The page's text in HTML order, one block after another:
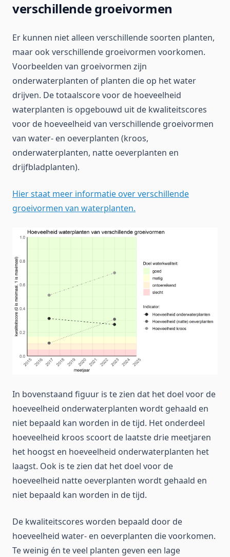
verschillende groeivormen
Er kunnen niet alleen verschillende soorten planten,
maar ook verschillende groeivormen voorkomen.
Voorbeelden van groeivormen zijn
onderwaterplanten of planten die op het water
drijven. De totaalscore voor de hoeveelheid
waterplanten is opgebouwd uit de kwaliteitscores
voor de hoeveelheid van verschillende groeivormen
van water- en oeverplanten (kroos,
onderwaterplanten, natte oeverplanten en
drijfbladplanten).
Hier staat meer informatie over verschillende
groeivormen van waterplanten.
In bovenstaand figuur is te zien dat het doel voor de
hoeveelheid onderwaterplanten wordt gehaald en
niet bepaald kan worden in de tijd. Het onderdeel
hoeveelheid kroos scoort de laatste drie meetjaren
het hoogst en hoeveelheid onderwaterplanten het
laagst. Ook is te zien dat het doel voor de
hoeveelheid natte oeverplanten wordt gehaald en
niet bepaald kan worden in de tijd.
De kwaliteitscores worden bepaald door de
hoeveelheid water- en oeverplanten die voorkomen.
Te weinig én te veel planten geven een lage